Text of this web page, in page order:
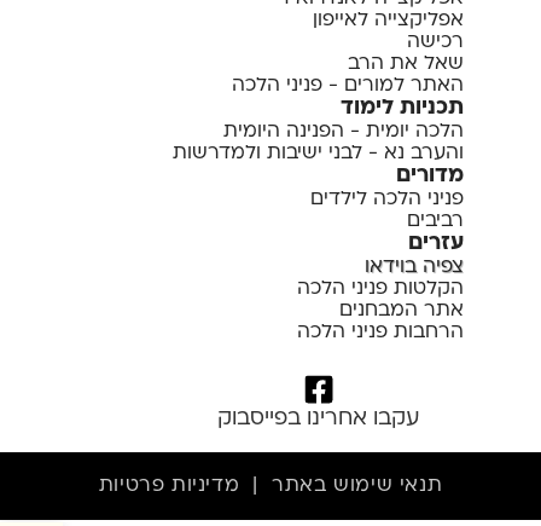
אפליקצייה לאייפון
רכישה
שאל את הרב
האתר למורים - פניני הלכה
תכניות לימוד
הלכה יומית - הפנינה היומית
והערב נא - לבני ישיבות ולמדרשות
מדורים
פניני הלכה לילדים
רביבים
עזרים
צפיה בוידאו
הקלטות פניני הלכה
אתר המבחנים
הרחבות פניני הלכה
עקבו אחרינו בפייסבוק
תנאי שימוש באתר| מדיניות פרטיות